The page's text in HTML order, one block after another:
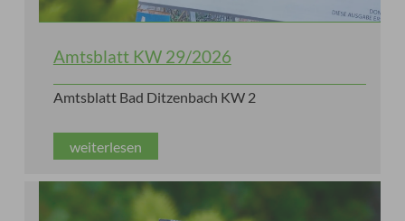
Amtsblatt KW 29/2026
Amtsblatt Bad Ditzenbach KW 2
weiterlesen